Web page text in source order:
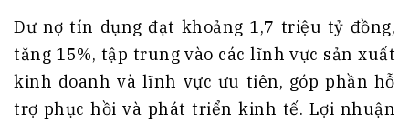
Dư nợ tín dụng đạt khoảng 1,7 triệu tỷ đồng,
tăng 15%, tập trung vào các lĩnh vực sản xuất
kinh doanh và lĩnh vực ưu tiên, góp phần hỗ
trợ phục hồi và phát triển kinh tế. Lợi nhuận